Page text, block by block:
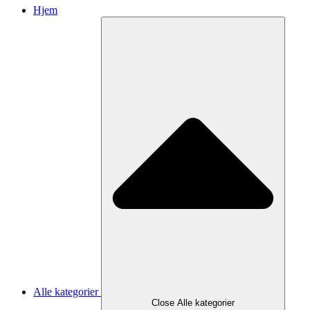
Hjem
Alle kategorier
Close Alle kategorier